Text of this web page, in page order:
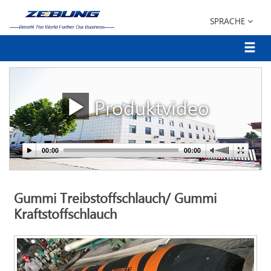
SPRACHE
Produktvideo
Gummi Treibstoffschlauch/ Gummi
Kraftstoffschlauch